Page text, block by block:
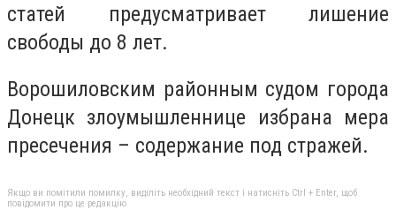
статей предусматривает лишение
свободы до 8 лет.
Ворошиловским районным судом города
Донецк злоумышленнице избрана мера
пресечения – содержание под стражей.
Якщо ви помітили помилку, виділіть необхідний текст і натисніть Ctrl + Enter, щоб
повідомити про це редакцію